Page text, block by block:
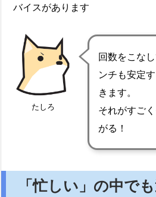
バイスがあります
たしろ
回数をこな
ンチも安定
きます。
それがすご
がる！
「忙しい」の中で